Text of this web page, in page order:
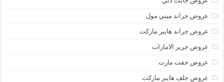
عروض جراند ميني مول
عروض جراند هايبر ماركت
عروض جرير الامارات
عروض جفت مارت
عروض جلف هايبر ماركت